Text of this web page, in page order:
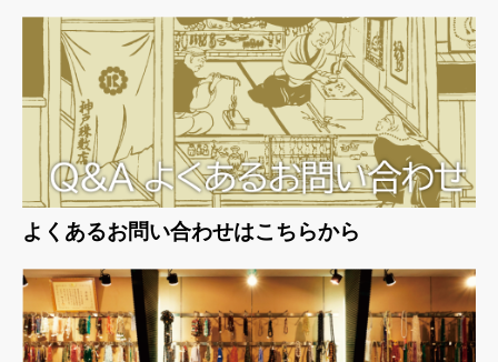
よくあるお問い合わせはこちらから